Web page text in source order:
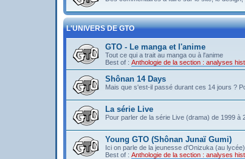
L'UNIVERS DE GTO
GTO - Le manga et l'anime
Tout ce qui a trait au manga ou à l'anime
Best of : Anthologie de la section : analyses
Shônan 14 Days
Mais que s'est-il passé durant ces 14 jours ?
La série Live
Pour parler de la série Live (drama) de 1999 à
Young GTO (Shônan Junaï Gumi)
Ici on parle de la jeunesse d'Onizuka (au lycée)
Best of : Anthologie de la section : analyses